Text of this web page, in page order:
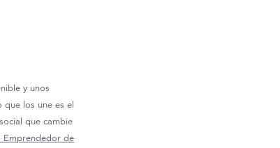
y unos
los une es el
que cambie
de